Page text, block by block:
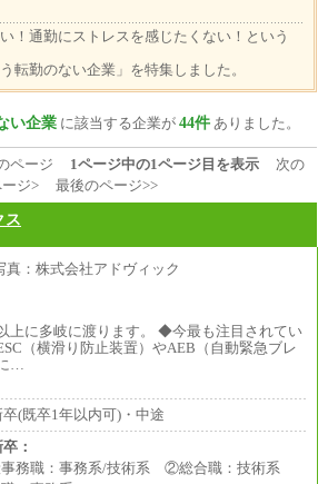
！通勤にストレスを感じたくない！という
転勤のない企業」を特集しました。
い企業 に該当する企業が 44件 ありました。
ページ 1ページ中の1ページ目を表示
次の
ジ>
最後のページ>>
ス
上に多岐に渡ります。 ◆今最も注目されてい
（横滑り防止装置）やAEB（自動緊急ブレ
…
卒(既卒1年以内可)・中途
：
務職：事務系/技術系 ②総合職：技術系